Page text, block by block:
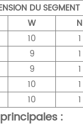
DU SEGMENT
W
N
10 1
9
1
9
1
10
1
10 1
: